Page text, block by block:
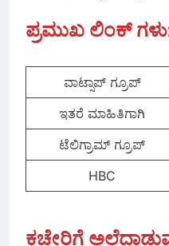
ಪ್ರಮುಖ ಲಿಂಕ್‌
ವಾಟ್ಸಾಪ್‌ ಗ್ರೂಪ್
ಇತರೆ ಮಾಹಿತಿಗಾಗಿ
ಟೆಲಿಗ್ರಾಮ್ ಗ್ರೂಪ್
HBC
ಕಚೇರಿಗೆ